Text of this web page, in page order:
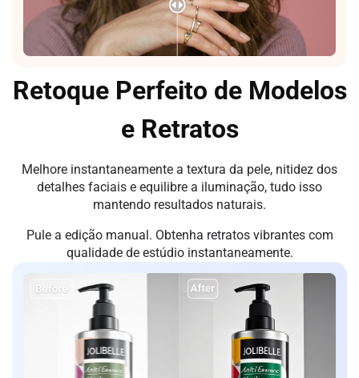
Retoque Perfeito de Modelos
e Retratos
Melhore instantaneamente a textura da pele, nitidez dos
detalhes faciais e equilibre a iluminação, tudo isso
mantendo resultados naturais.
Pule a edição manual. Obtenha retratos vibrantes com
qualidade de estúdio instantaneamente.